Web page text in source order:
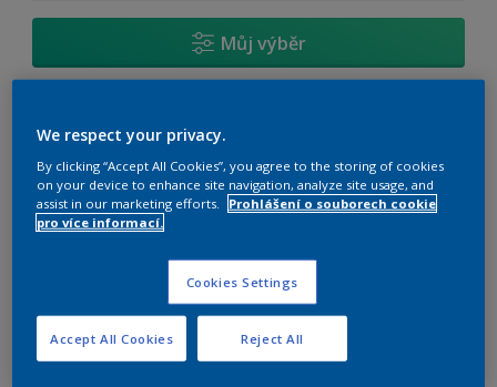
Můj výběr
Dulux Trade Vinyl Matt
Omyvatelný
Vysoká otěruodolnost
K dispozici pouze v obchodě
We respect your privacy.
By clicking “Accept All Cookies”, you agree to the storing of cookies
on your device to enhance site navigation, analyze site usage, and
assist in our marketing efforts.
Prohlášení o souborech cookie
pro více informací.
Cookies Settings
Reject All
Accept All Cookies